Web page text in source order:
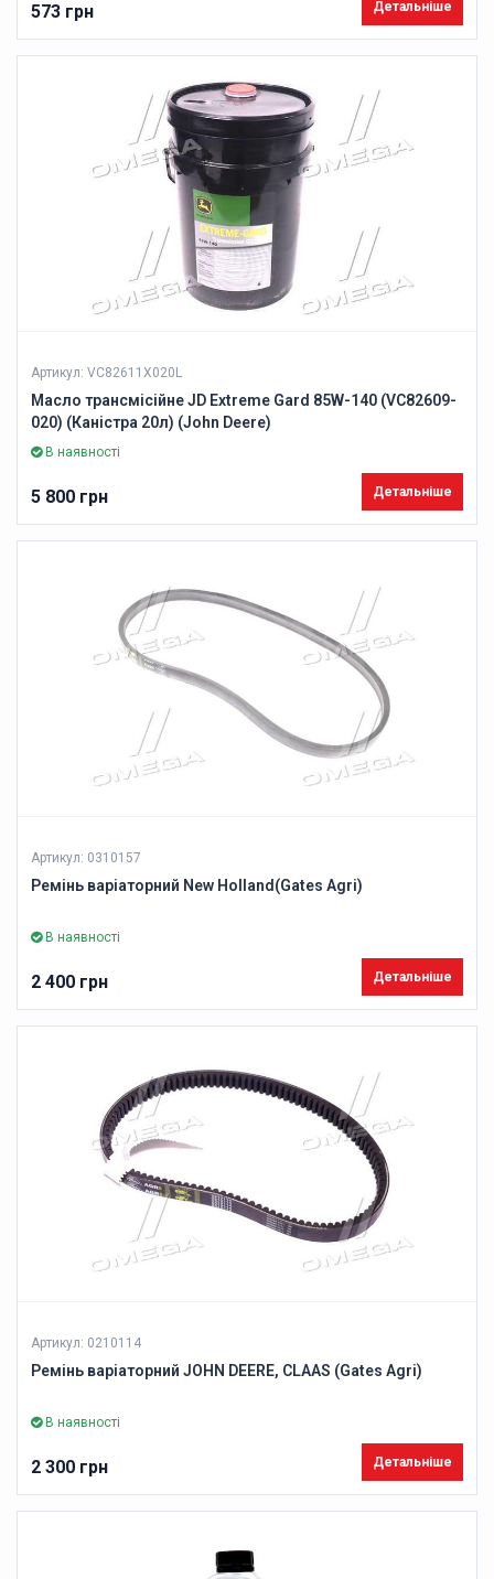
573 грн Детальніше
Артикул: VC82611X020L
Масло трансмісійне JD Extreme Gard 85W-140 (VC82609-
020) (Каністра 20л) (John Deere)
В наявності
5 800 грн Детальніше
Артикул: 0310157
Ремінь варіаторний New Holland(Gates Agri)
В наявності
2 400 грн Детальніше
Артикул: 0210114
Ремінь варіаторний JOHN DEERE, CLAAS (Gates Agri)
В наявності
2 300 грн Детальніше